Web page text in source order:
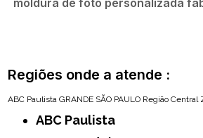
moldura de foto personalizada
Regiões onde a atende :
ABC Paulista GRANDE SÃO PAULO Região Central
ABC Paulista